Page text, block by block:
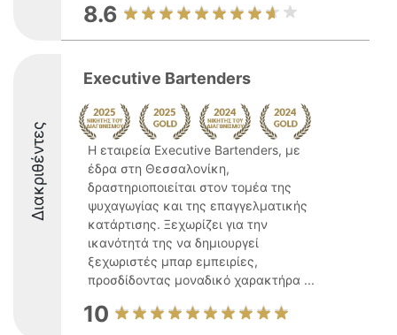
8.6
Διακριθέντες
Executive Bartenders
Η εταιρεία Executive Bartenders, με
έδρα στη Θεσσαλονίκη,
δραστηριοποιείται στον τομέα της
ψυχαγωγίας και της επαγγελματικής
κατάρτισης. Ξεχωρίζει για την
ικανότητά της να δημιουργεί
ξεχωριστές μπαρ εμπειρίες,
προσδίδοντας μοναδικό χαρακτήρα ...
10